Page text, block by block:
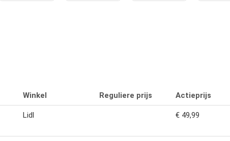
Winkel Reguliere prijs Actieprijs
Lidl € 49,99